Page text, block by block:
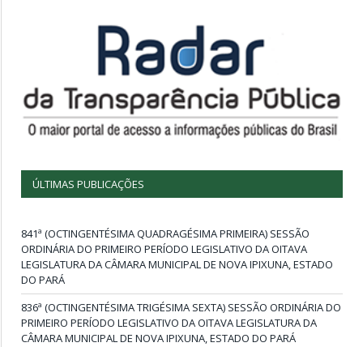
ÚLTIMAS PUBLICAÇÕES
841ª (OCTINGENTÉSIMA QUADRAGÉSIMA PRIMEIRA) SESSÃO
ORDINÁRIA DO PRIMEIRO PERÍODO LEGISLATIVO DA OITAVA
LEGISLATURA DA CÂMARA MUNICIPAL DE NOVA IPIXUNA, ESTADO
DO PARÁ
836ª (OCTINGENTÉSIMA TRIGÉSIMA SEXTA) SESSÃO ORDINÁRIA DO
PRIMEIRO PERÍODO LEGISLATIVO DA OITAVA LEGISLATURA DA
CÂMARA MUNICIPAL DE NOVA IPIXUNA, ESTADO DO PARÁ